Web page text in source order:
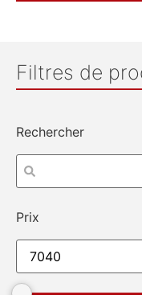
Filtres de
Rechercher
Prix